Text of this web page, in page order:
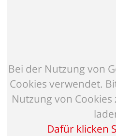
Bei der Nutzung von
Cookies verwendet.
Nutzung von
Dafür klicken